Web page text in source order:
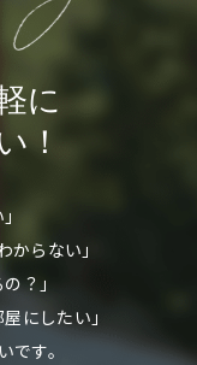
に
！
からない」
？」
にしたい」
です。